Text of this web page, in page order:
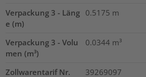
Verpackung 3 - Läng
e (m)
0.5175 m
Verpackung 3 - Volu
men (m³)
0.0344 m³
Zollwarentarif Nr. 39269097